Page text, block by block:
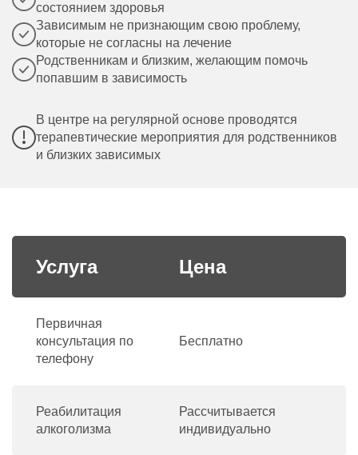
состоянием здоровья
Зависимым не признающим свою проблему,
которые не согласны на лечение
Родственникам и близким, желающим помочь
попавшим в зависимость
В центре на регулярной основе проводятся
терапевтические мероприятия для родственников
и близких зависимых
Услуга Цена
Первичная
консультация по
телефону
Бесплатно
Реабилитация
алкоголизма
Рассчитывается
индивидуально